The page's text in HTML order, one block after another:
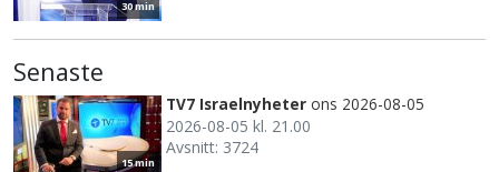
30 min
Senaste
15 min
TV7 Israelnyheter ons 2026-08-05
2026-08-05 kl. 21.00
Avsnitt: 3724